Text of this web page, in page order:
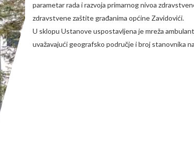
parametar rada i razvoja primarnog nivoa
zdravstvene zaštite građanima općine Zavidovići.
U sklopu Ustanove uspostavljena je mreža
uvažavajući geografsko područje i broj stanovnika